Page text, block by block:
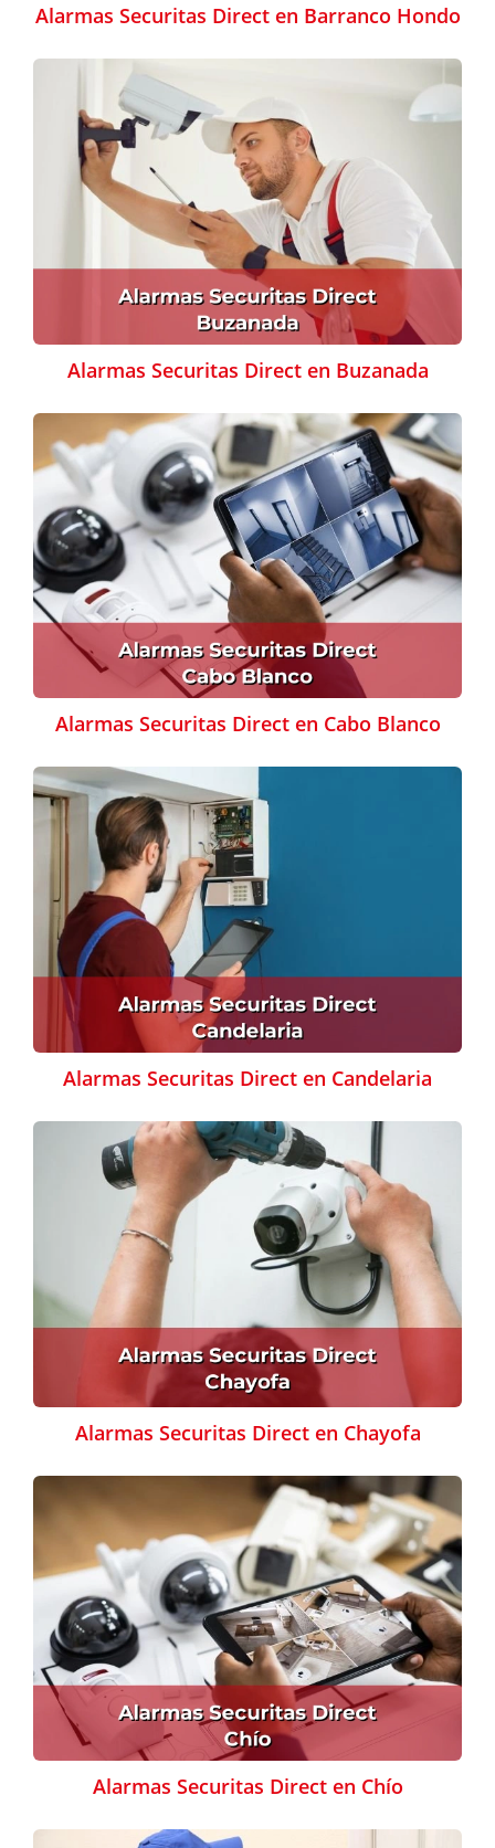
Alarmas Securitas Direct en Barranco Hondo
Alarmas Securitas Direct en Buzanada
Alarmas Securitas Direct en Cabo Blanco
Alarmas Securitas Direct en Candelaria
Alarmas Securitas Direct en Chayofa
Alarmas Securitas Direct en Chío